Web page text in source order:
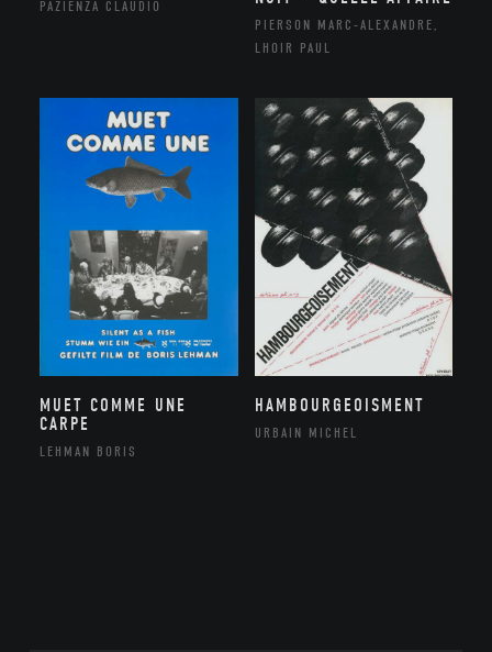
PAZIENZA CLAUDIO
PIERSON MARC-ALEXANDRE,
LHOIR PAUL
MUET COMME UNE
CARPE
LEHMAN BORIS
HAMBOURGEOISMENT
URBAIN MICHEL